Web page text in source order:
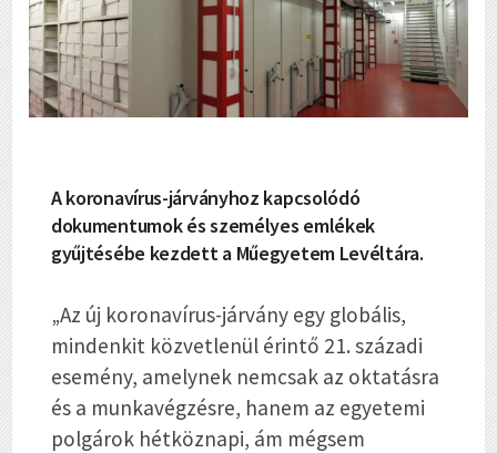
A koronavírus-járványhoz kapcsolódó
dokumentumok és személyes emlékek
gyűjtésébe kezdett a Műegyetem Levéltára.
„Az új koronavírus-járvány egy globális,
mindenkit közvetlenül érintő 21. századi
esemény, amelynek nemcsak az oktatásra
és a munkavégzésre, hanem az egyetemi
polgárok hétköznapi, ám mégsem